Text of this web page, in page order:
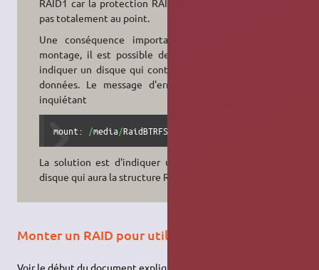
RAID1 car la protection RAID5 n'est
pas totalement au point.
Une conséquence importante: Au
montage, il est possible de ne pas
indiquer un disque qui contient ces
données. Le message d'erreur est
inquiétant
mount: /media/RaidBTRFS: wrong fs
La solution est d'indiquer un autre
disque qui aura la structure RAID1.
Monter un RAID pour utilisation